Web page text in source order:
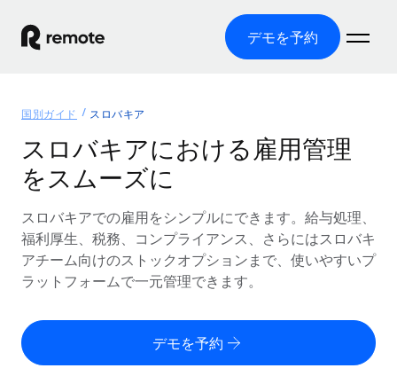
デモを予約
グローバル雇用
グローバル給与処理
コンプライアンス対応の給与処理を手軽に
Employer of Record（EOR）
グローバル展開をコストをかけずに実現
Contractor of Record
世界中の契約社員と法令を遵守して契約
ソリューション
各国の制度に対応
国別ガイド
/国別のグローバル雇用支援を検索する
Remoteを他社と比較
リソース
ツールと計算ツール
従業員コスト計算ツール
価格
国別ガイド スロバキア
スロバキアにおける雇用管理
をスムーズに
スロバキアでの雇用をシンプルにできます。給与処理、
福利厚生、税務、コンプライアンス、さらにはスロバキ
アチーム向けのストックオプションまで、使いやすいプ
ラットフォームで一元管理できます。
デモを予約